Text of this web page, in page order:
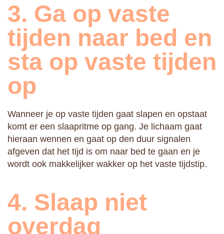
3. Ga op vaste
tijden naar bed en
sta op vaste tijden
op
Wanneer je op vaste tijden gaat slapen en opstaat
komt er een slaapritme op gang. Je lichaam gaat
hieraan wennen en gaat op den duur signalen
afgeven dat het tijd is om naar bed te gaan en je
wordt ook makkelijker wakker op het vaste tijdstip.
4. Slaap niet
overdag